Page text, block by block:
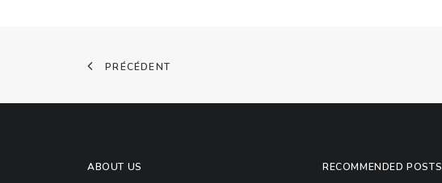
PRÉCÉDENT
ABOUT US RECOMMENDED POSTS